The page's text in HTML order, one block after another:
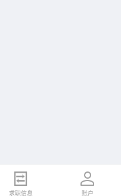
求职信息 账户